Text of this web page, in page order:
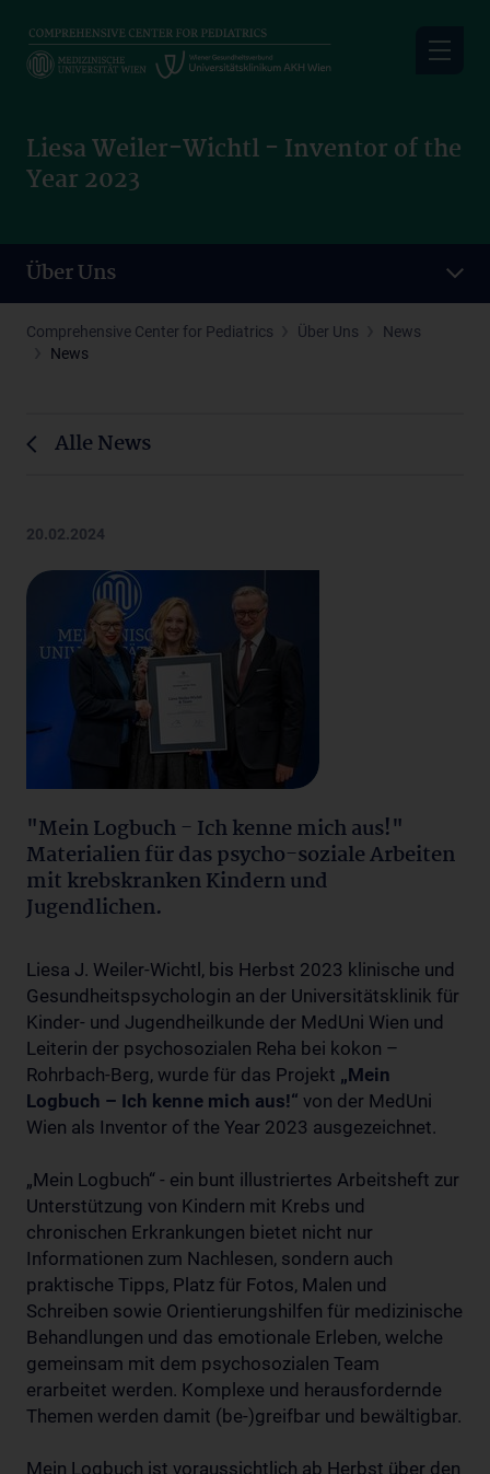
main
Liesa Weiler-Wichtl - Inventor of the
Year 2023
Über Uns
Comprehensive Center for Pediatrics Über Uns
News
News
Alle News
20.02.2024
"Mein Logbuch - Ich kenne mich aus!"
Materialien für das psycho-soziale Arbeiten
mit krebskranken Kindern und
Jugendlichen.
Liesa J. Weiler-Wichtl, bis Herbst 2023 klinische und
Gesundheitspsychologin an der Universitätsklinik für
Kinder- und Jugendheilkunde der MedUni Wien und
Leiterin der psychosozialen Reha bei kokon –
Rohrbach-Berg, wurde für das Projekt „Mein
Logbuch – Ich kenne mich aus!“ von der MedUni
Wien als Inventor of the Year 2023 ausgezeichnet.
„Mein Logbuch“ - ein bunt illustriertes Arbeitsheft zur
Unterstützung von Kindern mit Krebs und
chronischen Erkrankungen bietet nicht nur
Informationen zum Nachlesen, sondern auch
praktische Tipps, Platz für Fotos, Malen und
Schreiben sowie Orientierungshilfen für medizinische
Behandlungen und das emotionale Erleben, welche
gemeinsam mit dem psychosozialen Team
erarbeitet werden. Komplexe und herausfordernde
Themen werden damit (be-)greifbar und bewältigbar.
Mein Logbuch ist voraussichtlich ab Herbst über den